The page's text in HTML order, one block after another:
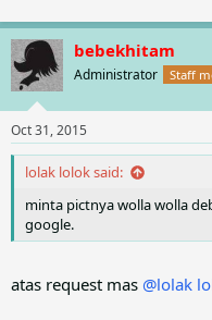
bebekhitam
Administrator Staff
Oct 31, 2015
lolak lolok said:
minta pictnya wolla wolla
google.
atas request mas @lolak